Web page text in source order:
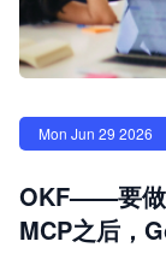
Mon Jun 29 2026
OKF——要做
MCP之后，